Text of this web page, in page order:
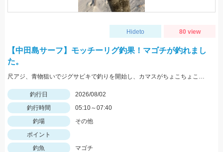
Hideto 80 view
【中田島サーフ】モッチーリグ釣果！マゴチが釣れまし
た。
尺アジ、青物狙いでジグサビキで釣りを開始し、カマスがちょこちょこ釣れるものの、狙いの魚は釣れず…。そこで先週、スズキ、イシモチを釣ることができたモッチーリグをセット！スパテラを使ってシャクりながら誘っていると、ゴンっと強い当たりがあり、なかなか歯ごたえのある引きを楽しみながら慎重に引き上げると、正体はマゴチでした。人生初マゴチの喜びと、モッチーリグで釣れたことの驚きでとても充実した釣行でした。絡まないし、ちゃんと釣れるし、モッチーリグに心から感謝しています( ´ ▽ ` )ﾉ
釣行日
2026/08/02
釣行時間
05:10～07:40
釣場
その他
ポイント
釣魚
マゴチ